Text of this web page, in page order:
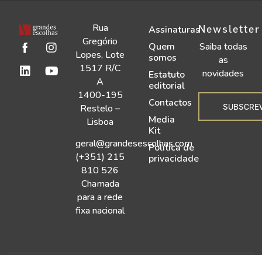
Rua
Gregório
Lopes, Lote
1517 R/C
A
1400-195
Restelo –
Lisboa
geral@grandesescolhas.com
(+351) 215
810 526
Chamada
para a rede
fixa nacional
Assinaturas
Quem
somos
Estatuto
editorial
Contactos
Media
Kit
Política de
privacidade
Newsletter
Saiba todas
as
novidades